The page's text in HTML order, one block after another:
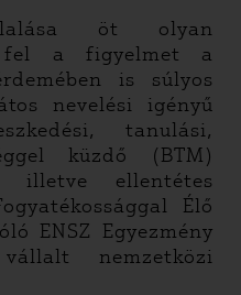
öt olyan
fel a figyelmet a
is súlyos
nevelési igényű
tanulási,
küzdő (BTM)
illetve ellentétes
Élő
ENSZ Egyezmény
nemzetközi